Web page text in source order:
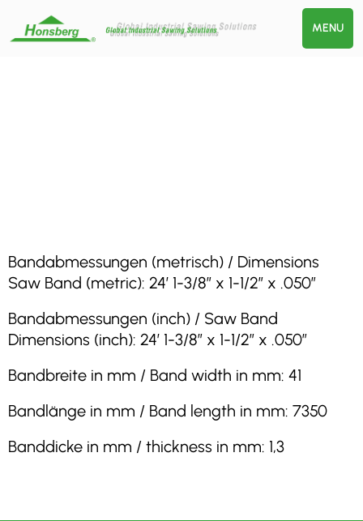
MENU
Bandabmessungen (metrisch) / Dimensions
Saw Band (metric): 24′ 1-3/8″ x 1-1/2″ x .050″
Bandabmessungen (inch) / Saw Band
Dimensions (inch): 24′ 1-3/8″ x 1-1/2″ x .050″
Bandbreite in mm / Band width in mm: 41
Bandlänge in mm / Band length in mm: 7350
Banddicke in mm / thickness in mm: 1,3